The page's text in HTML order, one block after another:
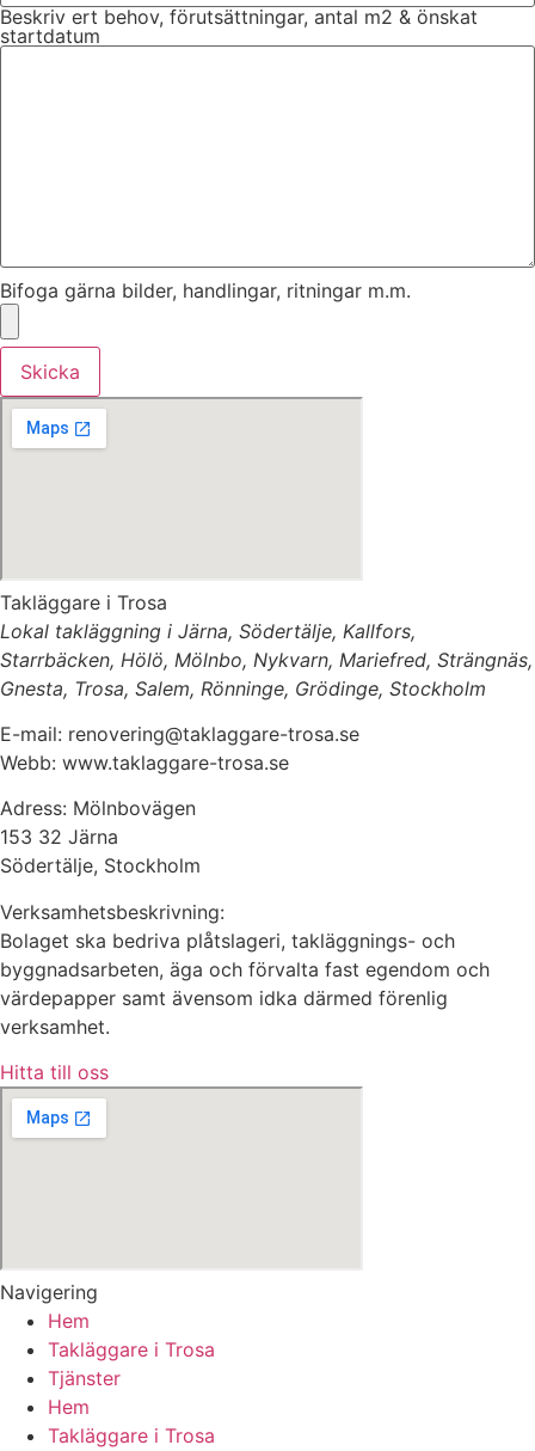
Beskriv ert behov, förutsättningar, antal m2 & önskat
startdatum
Bifoga gärna bilder, handlingar, ritningar m.m.
Skicka
Takläggare i Trosa
Lokal takläggning i Järna, Södertälje, Kallfors,
Starrbäcken, Hölö, Mölnbo, Nykvarn, Mariefred, Strängnäs,
Gnesta, Trosa, Salem, Rönninge, Grödinge, Stockholm
E-mail: renovering@taklaggare-trosa.se
Webb: www.taklaggare-trosa.se
Adress: Mölnbovägen
153 32 Järna
Södertälje, Stockholm
Verksamhetsbeskrivning:
Bolaget ska bedriva plåtslageri, takläggnings- och
byggnadsarbeten, äga och förvalta fast egendom och
värdepapper samt ävensom idka därmed förenlig
verksamhet.
Hitta till oss
Navigering
Hem
Takläggare i Trosa
Tjänster
Hem
Takläggare i Trosa